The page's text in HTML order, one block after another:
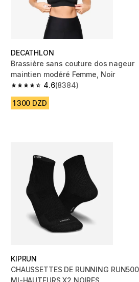
DECATHLON
Brassière sans couture dos nageur
maintien modéré Femme, Noir
4.6
4.6 out of 5 stars from 8384 reviews
(8384)
1 300 DZD
KIPRUN
CHAUSSETTES DE RUNNING RUN500
MI-HAUTEURS X2 NOIRES